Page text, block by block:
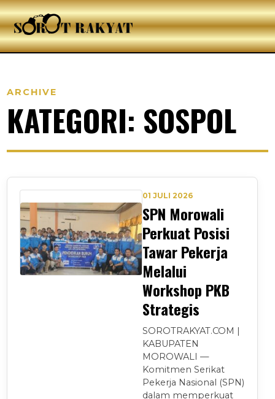
ARCHIVE
KATEGORI: SOSPOL
01 JULI 2026
SPN Morowali
Perkuat Posisi
Tawar Pekerja
Melalui
Workshop PKB
Strategis
SOROTRAKYAT.COM |
KABUPATEN
MOROWALI —
Komitmen Serikat
Pekerja Nasional (SPN)
dalam memperkuat